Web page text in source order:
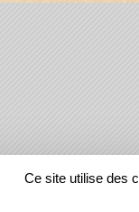
REGIONS
Ce site utilise des